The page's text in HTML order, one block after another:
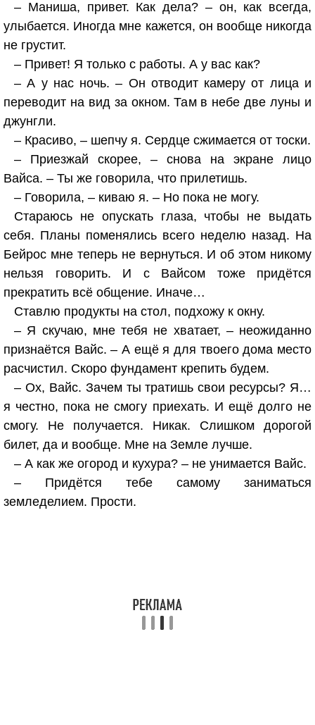
– Маниша, привет. Как дела? – он, как всегда,
улыбается. Иногда мне кажется, он вообще никогда
не грустит.
– Привет! Я только с работы. А у вас как?
– А у нас ночь. – Он отводит камеру от лица и
переводит на вид за окном. Там в небе две луны и
джунгли.
– Красиво, – шепчу я. Сердце сжимается от тоски.
– Приезжай скорее, – снова на экране лицо
Вайса. – Ты же говорила, что прилетишь.
– Говорила, – киваю я. – Но пока не могу.
Стараюсь не опускать глаза, чтобы не выдать
себя. Планы поменялись всего неделю назад. На
Бейрос мне теперь не вернуться. И об этом никому
нельзя говорить. И с Вайсом тоже придётся
прекратить всё общение. Иначе…
Ставлю продукты на стол, подхожу к окну.
– Я скучаю, мне тебя не хватает, – неожиданно
признаётся Вайс. – А ещё я для твоего дома место
расчистил. Скоро фундамент крепить будем.
– Ох, Вайс. Зачем ты тратишь свои ресурсы? Я…
я честно, пока не смогу приехать. И ещё долго не
смогу. Не получается. Никак. Слишком дорогой
билет, да и вообще. Мне на Земле лучше.
– А как же огород и кухура? – не унимается Вайс.
– Придётся тебе самому заниматься
земледелием. Прости.